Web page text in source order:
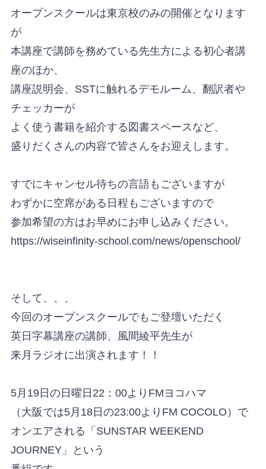
オープンスクールは東京校のみの開催となります
が
本講座で講師を務めている先生方による初心者講
座のほか、
講座説明会、SSTに触れるデモルーム、翻訳者や
チェッカーが
よく使う書籍を紹介する図書スペースなど、
盛りだくさんの内容で皆さんをお迎えします。
すでにキャンセル待ちの言語もございますが
わずかに空席がある日程もございますので
参加希望の方はお早めにお申し込みください。
https://wiseinfinity-school.com/news/openschool/
そして、、、
今回のオープンスクールでもご登壇いただく
英日字幕講座の講師、風間綾平先生が
来月ラジオに出演されます！！
5月19日の日曜日22：00よりFMヨコハマ
（大阪では5月18日の23:00よりFM COCOLO）で
オンエアされる「SUNSTAR WEEKEND
JOURNEY」という